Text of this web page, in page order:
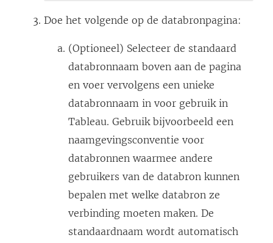
Doe het volgende op de databronpagina:
(Optioneel) Selecteer de standaard
databronnaam boven aan de pagina
en voer vervolgens een unieke
databronnaam in voor gebruik in
Tableau. Gebruik bijvoorbeeld een
naamgevingsconventie voor
databronnen waarmee andere
gebruikers van de databron kunnen
bepalen met welke databron ze
verbinding moeten maken. De
standaardnaam wordt automatisch